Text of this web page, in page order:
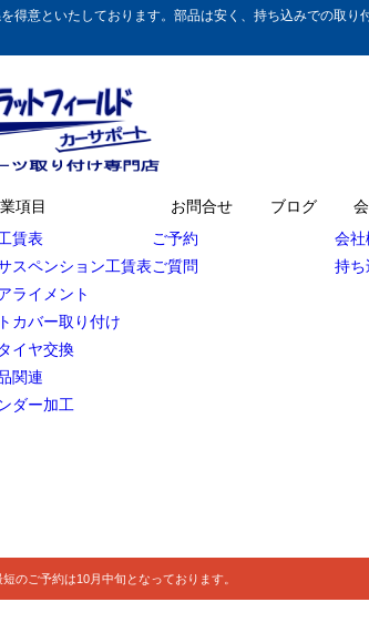
意といたしております。部品は安く、持ち込みでの取
項目
賃表
スペンション工賃表
ライメント
カバー取り付け
イヤ交換
関連
ダー加工
お問合せ
ご予約
ご質問
ブログ
会
持ち
のご予約は10月中旬となっております。